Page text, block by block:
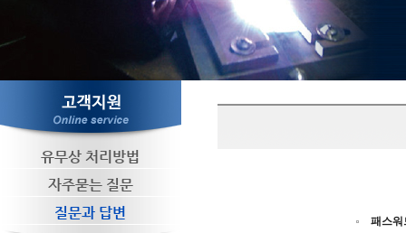
유무상 처리방법
자주묻는 질문
질문과 답변
패스워